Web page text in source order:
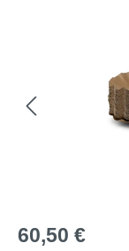
Regulärer Preis:
60,50 €